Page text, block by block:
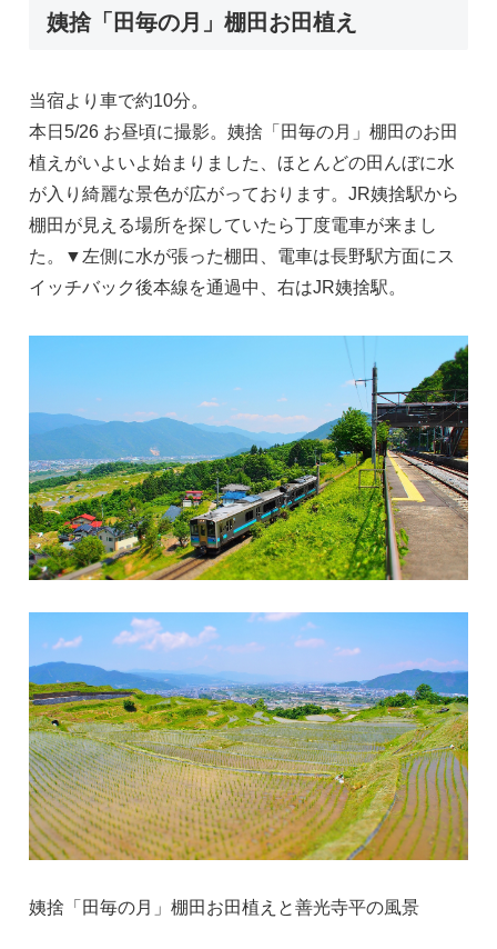
姨捨「田毎の月」棚田お田植え
当宿より車で約10分。
本日5/26 お昼頃に撮影。姨捨「田毎の月」棚田のお田
植えがいよいよ始まりました、ほとんどの田んぼに水
が入り綺麗な景色が広がっております。JR姨捨駅から
棚田が見える場所を探していたら丁度電車が来まし
た。▼左側に水が張った棚田、電車は長野駅方面にス
イッチバック後本線を通過中、右はJR姨捨駅。
姨捨「田毎の月」棚田お田植えと善光寺平の風景